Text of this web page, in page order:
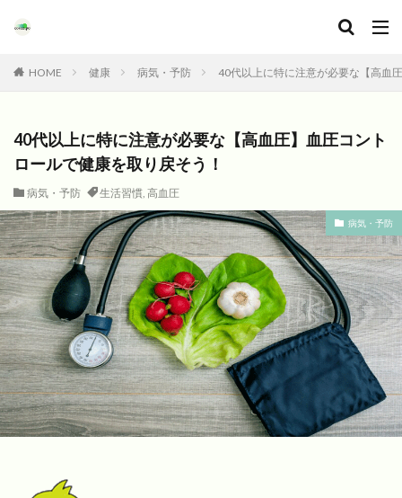
HOME 健康 病気・予防 40代以上に特に注意が必要な【高血
40代以上に特に注意が必要な【高血圧】血圧コント
ロールで健康を取り戻そう！
病気・予防 生活習慣, 高血圧
病気・予防